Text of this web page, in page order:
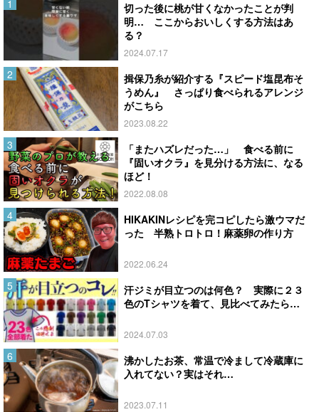
切った後に桃が甘くなかったことが判
明… ここからおいしくする方法はあ
る？
2024.07.17
揖保乃糸が紹介する『スピード塩昆布そ
うめん』 さっぱり食べられるアレンジ
がこちら
2023.08.22
「またハズレだった…」 食べる前に
『固いオクラ』を見分ける方法に、なる
ほど！
2022.08.08
HIKAKINレシピを完コピしたら激ウマだ
った 半熟トロトロ！麻薬卵の作り方
2022.06.24
汗ジミが目立つのは何色？ 実際に２３
色のTシャツを着て、見比べてみたら…
2024.07.03
沸かしたお茶、常温で冷まして冷蔵庫に
入れてない？実はそれ…
2023.07.11